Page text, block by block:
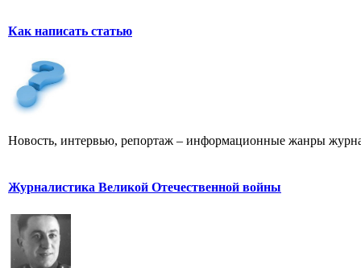
Как написать статью
Новость, интервью, репортаж – информационные жанры
Журналистика Великой Отечественной войны